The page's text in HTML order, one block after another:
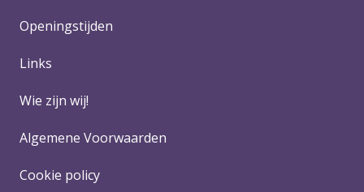
Openingstijden
Links
Wie zijn wij!
Algemene Voorwaarden
Cookie policy